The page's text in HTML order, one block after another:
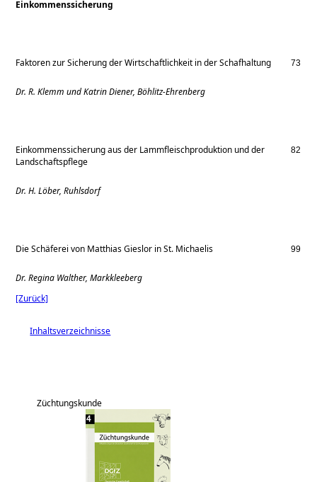
Einkommenssicherung
Faktoren zur Sicherung der Wirtschaftlichkeit in der Schafhaltung 73
Dr. R. Klemm und Katrin Diener, Böhlitz-Ehrenberg
Einkommenssicherung aus der Lammfleischproduktion und der
Landschaftspflege
82
Dr. H. Löber, Ruhlsdorf
Die Schäferei von Matthias Gieslor in St. Michaelis 99
Dr. Regina Walther, Markkleeberg
[Zurück]
Inhaltsverzeichnisse
Züchtungskunde